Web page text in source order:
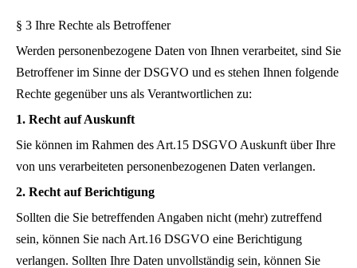
§ 3 Ihre Rechte als Betroffener
Werden personenbezogene Daten von Ihnen verarbeitet, sind Sie
Betroffener im Sinne der DSGVO und es stehen Ihnen folgende
Rechte gegenüber uns als Verantwortlichen zu:
1. Recht auf Auskunft
Sie können im Rahmen des Art.15 DSGVO Auskunft über Ihre
von uns verarbeiteten personenbezogenen Daten verlangen.
2. Recht auf Berichtigung
Sollten die Sie betreffenden Angaben nicht (mehr) zutreffend
sein, können Sie nach Art.16 DSGVO eine Berichtigung
verlangen. Sollten Ihre Daten unvollständig sein, können Sie